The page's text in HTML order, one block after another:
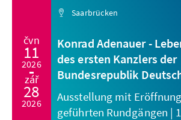
čvn
11
2026
zář
28
2026
Saarbrücken
Konrad Adenauer -
des ersten Kanzlers der
Bundesrepublik
Ausstellung mit
geführten Rundgängen |